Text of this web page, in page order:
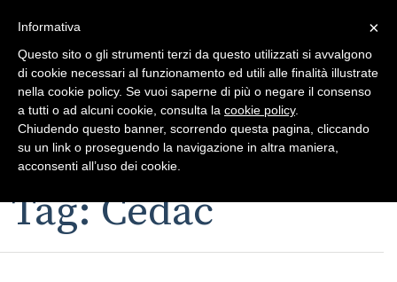
Toggle
Toggle
navigation
Tag: Cedac
×
Informativa
Questo sito o gli strumenti terzi da questo utilizzati si avvalgono
di cookie necessari al funzionamento ed utili alle finalità illustrate
nella cookie policy. Se vuoi saperne di più o negare il consenso
a tutti o ad alcuni cookie, consulta la cookie policy.
Chiudendo questo banner, scorrendo questa pagina, cliccando
su un link o proseguendo la navigazione in altra maniera,
acconsenti all’uso dei cookie.